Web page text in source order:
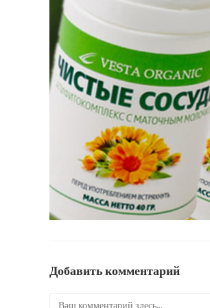
Добавить комментарий
Комментарий